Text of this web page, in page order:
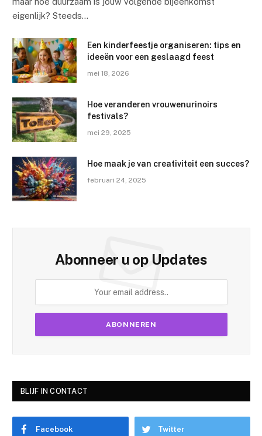
eigenlijk? Steeds…
Een kinderfeestje organiseren: tips en
ideeën voor een geslaagd feest
mei 18, 2026
Hoe veranderen vrouwenurinoirs
festivals?
mei 29, 2025
Hoe maak je van creativiteit een succes?
februari 24, 2025
Abonneer u op Updates
BLIJF IN CONTACT
Facebook Twitter